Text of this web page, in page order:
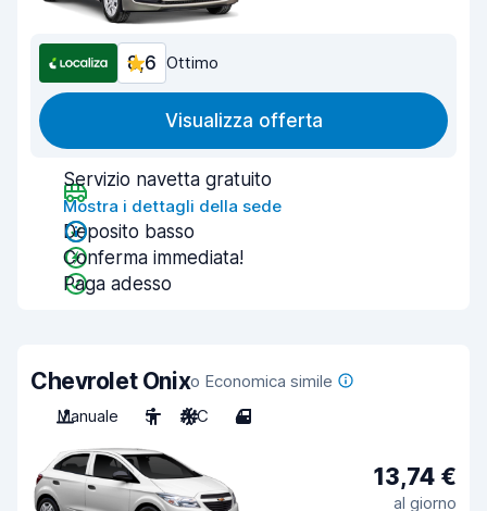
8,6 Ottimo
Visualizza offerta
Servizio navetta gratuito
Mostra i dettagli della sede
Deposito basso
Conferma immediata!
Paga adesso
Chevrolet Onixo Economica simile
Manuale
5 A/C 4
13,74 €
al giorno